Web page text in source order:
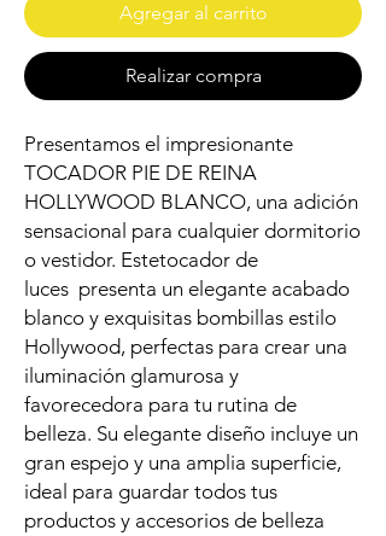
Agregar al carrito
Realizar compra
Presentamos el impresionante
TOCADOR PIE DE REINA
HOLLYWOOD BLANCO, una adición
sensacional para cualquier dormitorio
o vestidor. Estetocador de
luces presenta un elegante acabado
blanco y exquisitas bombillas estilo
Hollywood, perfectas para crear una
iluminación glamurosa y
favorecedora para tu rutina de
belleza. Su elegante diseño incluye un
gran espejo y una amplia superficie,
ideal para guardar todos tus
productos y accesorios de belleza